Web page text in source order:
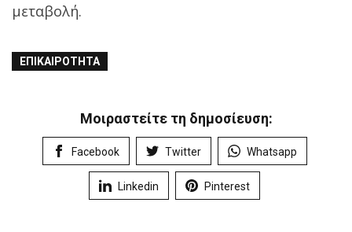
μεταβολή.
ΕΠΙΚΑΙΡΌΤΗΤΑ
Μοιραστείτε τη δημοσίευση:
Facebook Twitter Whatsapp
Linkedin Pinterest